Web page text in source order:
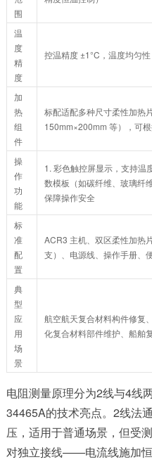
围
温
度
精
度
控温精度 ±1°C，温度均匀
加
热
组
件
标配适配多种尺寸柔性加热
150mm×200mm 等），可
操
作
功
能
1. 彩色触控屏显示，支持温
数模板（如碳纤维、玻璃纤
保障操作安全
标
准
配
置
ACR3 主机、双区柔性加热
支）、电源线、操作手册、
典
型
应
用
场
景
航空航天复合材料构件修复
化复合材料部件维护、船舶
电阻测量原理分为2线与4线
34465A的技术亮点。2线法
压，适用于普通场景，但受
对独立接线——电流线施加